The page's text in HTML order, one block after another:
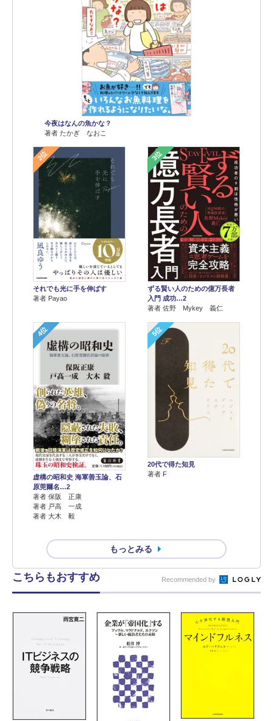
今夜はなんの魚かな？
著者 たかぎ なおこ
2位
それでも光に手を伸ばす
著者 Payao
3位
ずる賢い人のための億万長者
入門 成功…2
著者 佐野 Mykey 義仁
4位
虚構の昭和史 海軍善玉論、石
原莞爾名…2
著者 保阪 正康
著者 戸高 一成
著者 大木 毅
5位
20代で得た知見
著者 F
もっとみる
こちらもおすすめ Recommended by